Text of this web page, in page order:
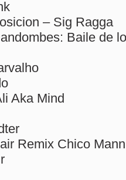
– Sig Ragga
Baile de
Aka Mind
Remix Chico Mann